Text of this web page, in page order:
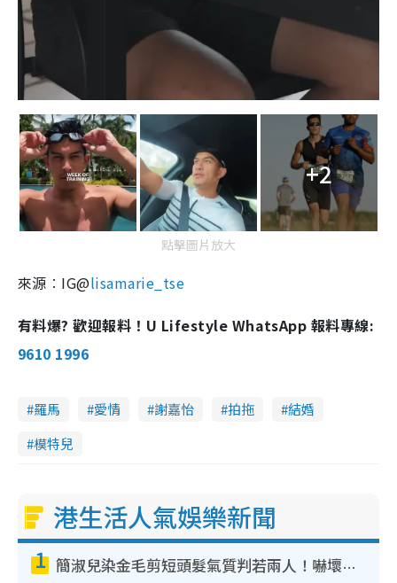
+2
點擊圖片放大
來源︰IG@lisamarie_tse
有料爆? 歡迎報料！U Lifestyle WhatsApp 報料專線:
9610 1996
羅馬 愛情 謝嘉怡 拍拖
結婚
模特兒
港生活人氣娛樂新聞
1 簡淑兒染金毛剪短頭髮氣質判若兩人！嚇壞老公麥大力都認唔出：「你做咩事？」